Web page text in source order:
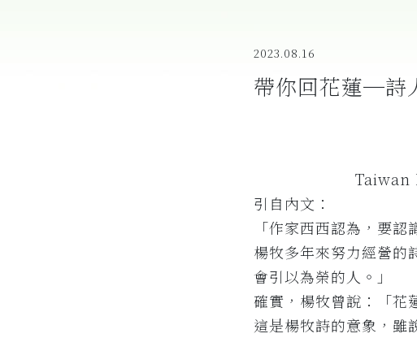
2023.08.16
帶你回花蓮─詩
Taiwan
引自內文：
「作家西西認為，要
楊牧多年來努力經營的
會引以為榮的人。」
確實，楊牧曾說：「花
這是楊牧詩的意象，雖